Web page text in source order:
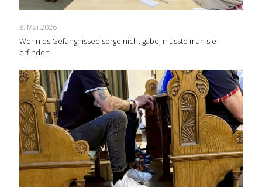
8. Mai 2026
Wenn es Gefängnisseelsorge nicht gäbe, müsste man sie
erfinden